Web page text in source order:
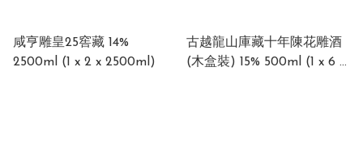
咸亨雕皇25窖藏 14%
2500ml (1 x 2 x 2500ml)
古越龍山庫藏十年陳花雕酒
(木盒裝) 15% 500ml (1 x 6 x